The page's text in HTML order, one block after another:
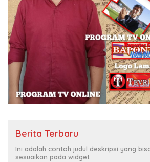
Berita Terbaru
Ini adalah contoh judul deskripsi yang
sesuaikan pada widget